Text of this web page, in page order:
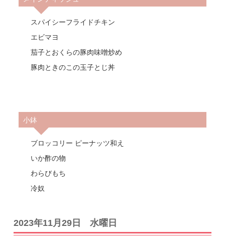
スパイシーフライドチキン
エビマヨ
茄子とおくらの豚肉味噌炒め
豚肉ときのこの玉子とじ丼
小鉢
ブロッコリー ピーナッツ和え
いか酢の物
わらびもち
冷奴
2023年11月29日 水曜日